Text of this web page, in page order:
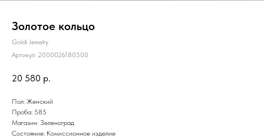
Золотое кольцо
Goldi Jewelry
Артикул: 2000026180500
20 580 р.
Пол: Женский
Проба: 585
Магазин: Зеленоград
Состояние: Комиссионное изделие